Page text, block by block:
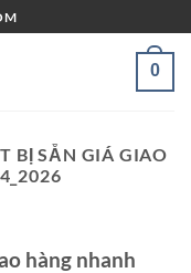
0
BỊ SẴN GIÁ GIAO
hàng nhanh